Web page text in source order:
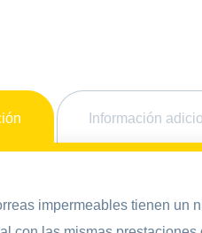
Información
impermeables tienen un